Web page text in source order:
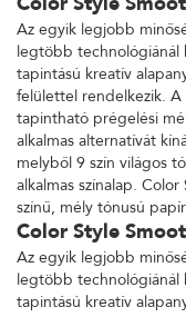
Az egyik legjobb
legtöbb technológiánál
tapintású kreatív
felülettel rendelkezik.
tapintható prégelési
alkalmas alternatívát
melyből 9 szín világos
alkalmas színalap.
színű, mély tónusú
Color Style
Az egyik legjobb
legtöbb technológiánál
tapintású kreatív